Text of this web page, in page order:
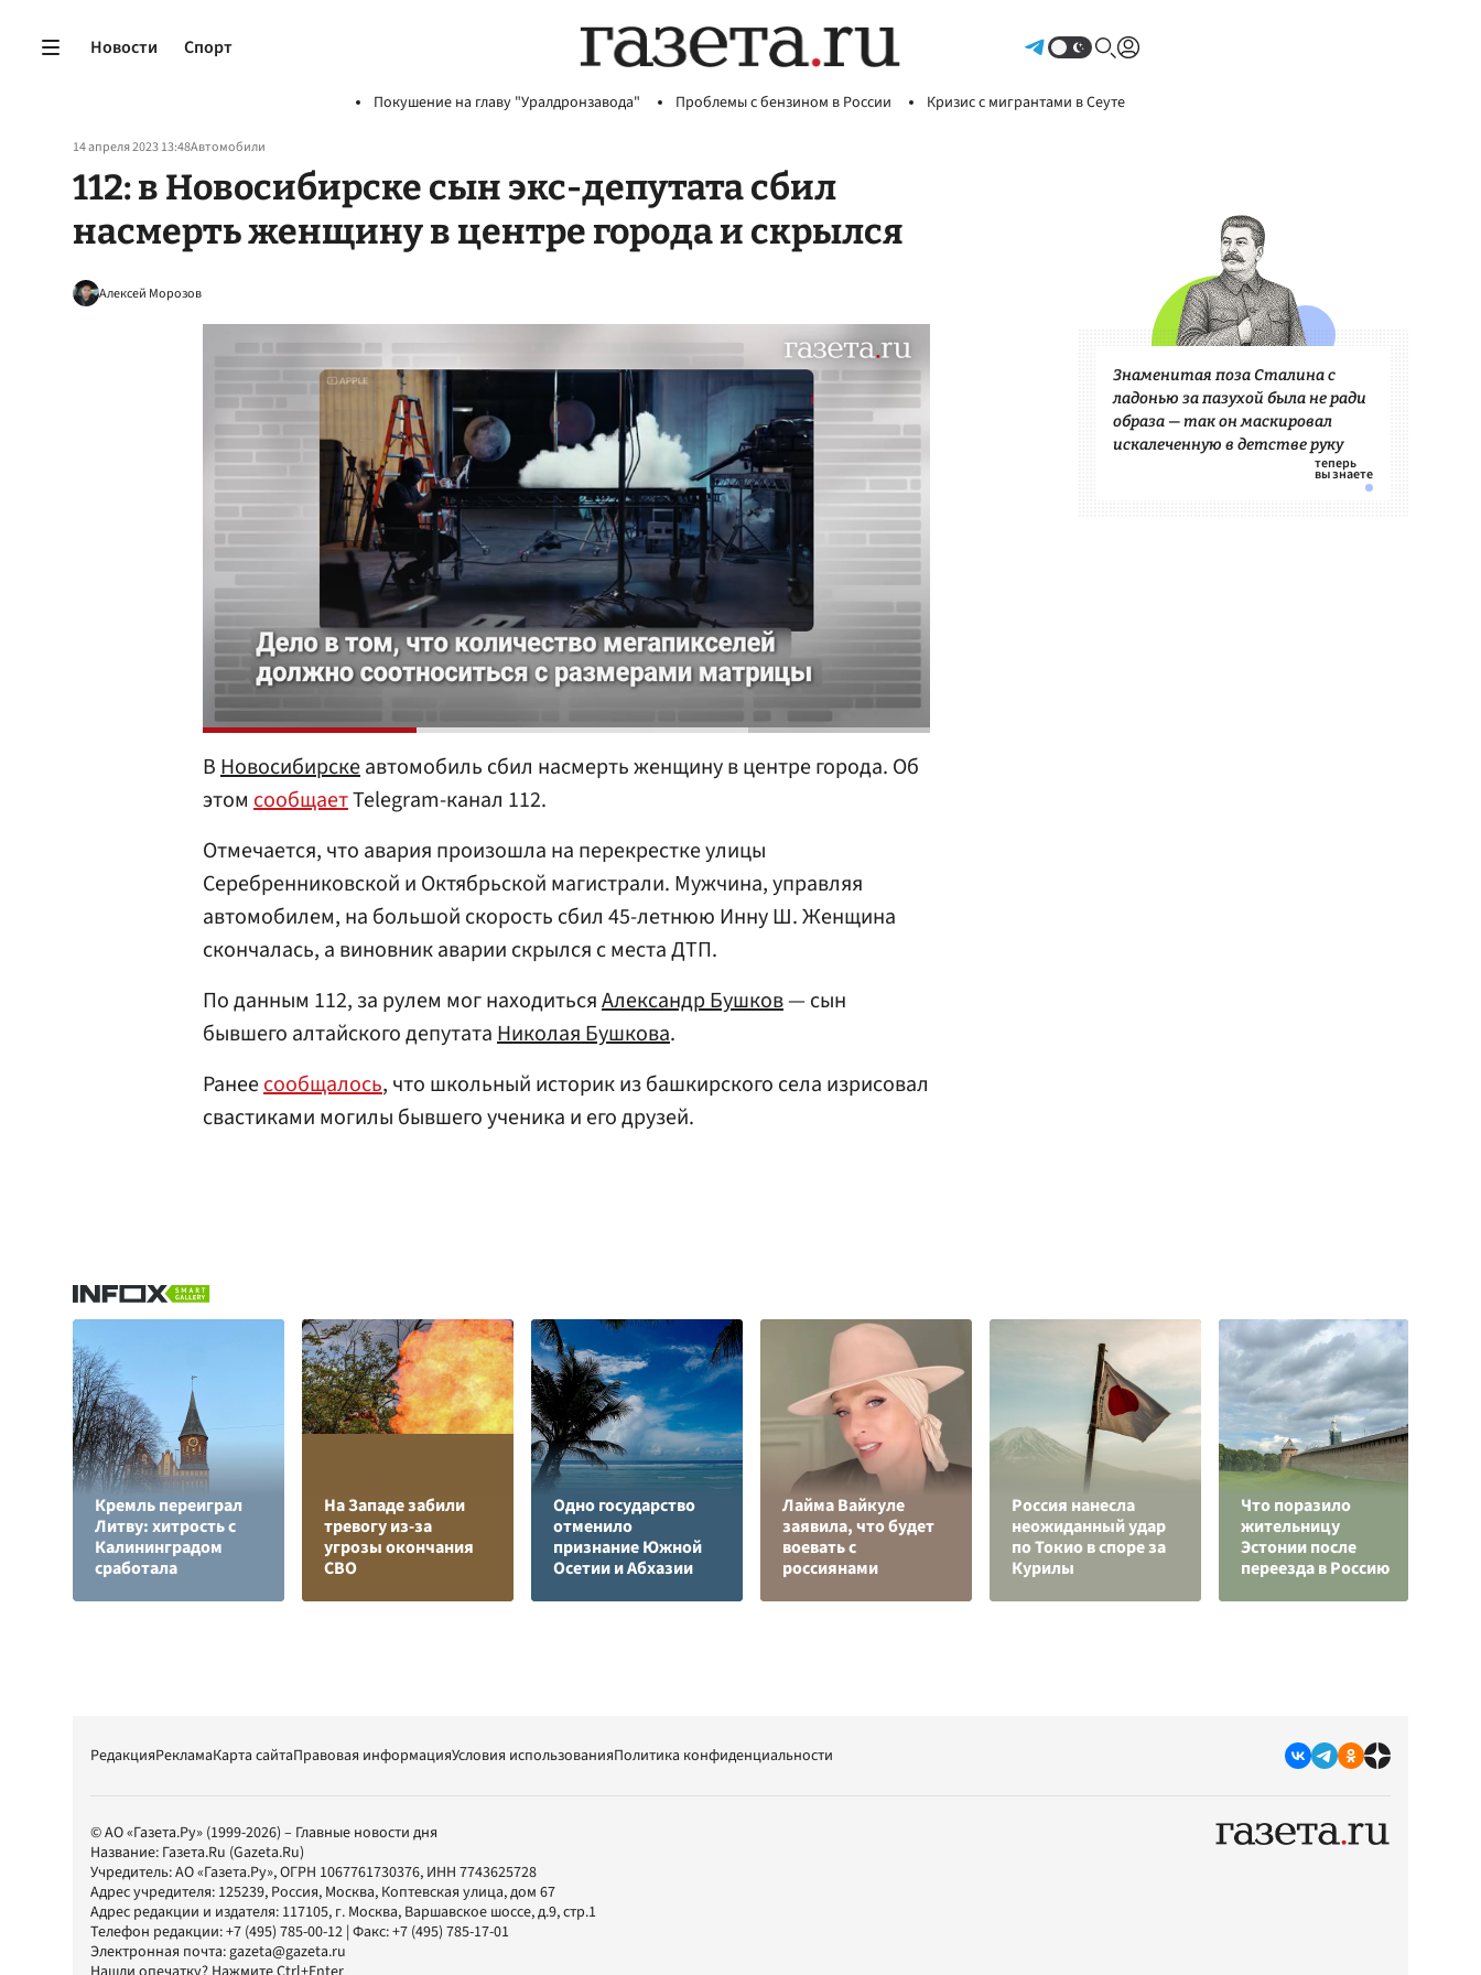
Новости Спорт
Покушение на главу "Уралдронзавода" Проблемы с бензином в России Кризис с мигрантами в Сеуте
14 апреля 2023 13:48Автомобили
112: в Новосибирске сын экс-депутата сбил
насмерть женщину в центре города и скрылся
Алексей Морозов
ВНовосибирскеавтомобиль сбил насмерть женщину в центре города. Об
этом сообщаетTelegram-канал 112.
Отмечается, что авария произошла на перекрестке улицы
Серебренниковской и Октябрьской магистрали. Мужчина, управляя
автомобилем, на большой скорость сбил 45-летнюю Инну Ш. Женщина
скончалась, а виновник аварии скрылся с места ДТП.
По данным 112, за рулем мог находитьсяАлександр Бушков— сын
бывшего алтайского депутатаНиколая Бушкова.
Ранеесообщалось, что школьный историк из башкирского села изрисовал
свастиками могилы бывшего ученика и его друзей.
Знаменитая поза Сталина с
ладонью за пазухой была не ради
образа — так он маскировал
искалеченную в детстве руку
Кремль переиграл
Литву: хитрость с
Калининградом
сработала
На Западе забили
тревогу из-за
угрозы окончания
СВО
Одно государство
отменило
признание Южной
Осетии и Абхазии
Лайма Вайкуле
заявила, что будет
воевать с
россиянами
Россия нанесла
неожиданный удар
по Токио в споре за
Курилы
Что поразило
жительницу
Эстонии после
переезда в Россию
РедакцияРекламаКарта сайтаПравовая информацияУсловия использованияПолитика конфиденциальности
© АО «Газета.Ру» (1999-2026) – Главные новости дня
Название: Газета.Ru (Gazeta.Ru)
Учредитель:АО «Газета.Ру», ОГРН 1067761730376, ИНН 7743625728
Адрес учредителя: 125239, Россия, Москва, Коптевская улица, дом 67
Адрес редакции и издателя: 117105, г. Москва, Варшавское шоссе, д.9, стр.1
Телефон редакции:+7 (495) 785-00-12 | Факс:+7 (495) 785-17-01
Электронная почта:gazeta@gazeta.ru